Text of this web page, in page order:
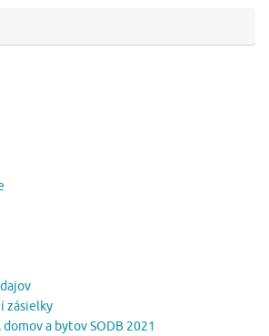
zásielky
a bytov SODB 2021